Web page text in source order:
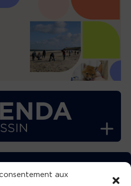
aux
GRATUITEMENT